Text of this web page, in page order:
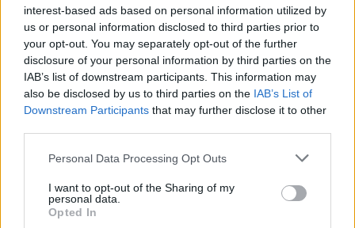
interest-based ads based on personal information utilized by
us or personal information disclosed to third parties prior to
your opt-out. You may separately opt-out of the further
disclosure of your personal information by third parties on the
IAB’s list of downstream participants. This information may
also be disclosed by us to third parties on the IAB’s List of
Downstream Participants that may further disclose it to other
Please note that this website/app uses one or more Google
not limited to your visit or usage behaviour. You may click to
grant or deny consent to Google and its third-party tags to
use your data for below specified purposes in below Google
Personal Data Processing Opt Outs
I want to opt-out of the Sharing of my
personal data.
Opted In
Αν όντως το νέο OS της Google προορίζεται για
φορητούς υπολογιστές, η υποστήριξη από τα
Snapdragon X chips θα μπορούσε να το κάνει
πραγματικά ανταγωνιστικό απέναντι στα Windows
και το macOS.
Android laptops με native εφαρμογές, υψηλές
επιδόσεις και ενεργειακή αυτονομία που θυμίζει
smartphones. Η ιδέα ενός “φορητού Android